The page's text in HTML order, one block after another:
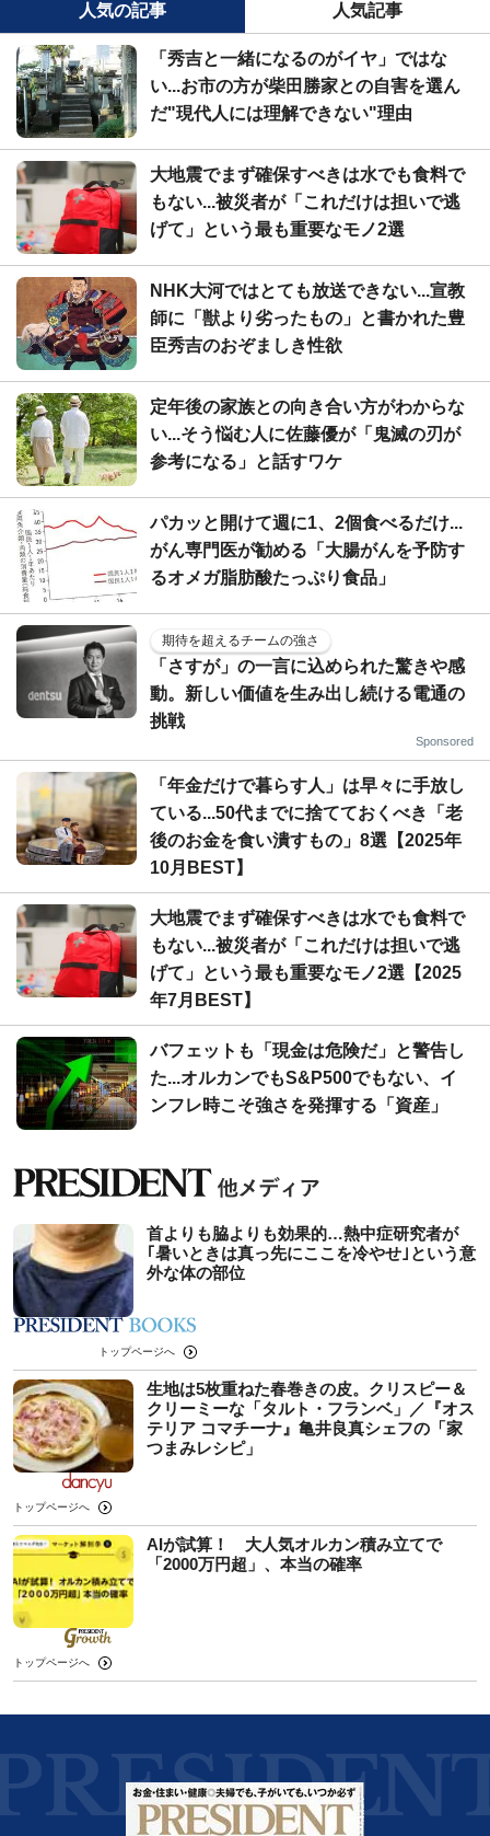
人気の記事 人気記事
「秀吉と一緒になるのがイヤ」ではな
い...お市の方が柴田勝家との自害を選ん
だ"現代人には理解できない"理由
大地震でまず確保すべきは水でも食料で
もない...被災者が「これだけは担いで逃
げて」という最も重要なモノ2選
NHK大河ではとても放送できない...宣教
師に「獣より劣ったもの」と書かれた豊
臣秀吉のおぞましき性欲
定年後の家族との向き合い方がわからな
い...そう悩む人に佐藤優が「鬼滅の刃が
参考になる」と話すワケ
パカッと開けて週に1、2個食べるだけ...
がん専門医が勧める「大腸がんを予防す
るオメガ脂肪酸たっぷり食品」
期待を超えるチームの強さ
「さすが」の一言に込められた驚きや感
動。新しい価値を生み出し続ける電通の
挑戦
Sponsored
「年金だけで暮らす人」は早々に手放し
ている...50代までに捨てておくべき「老
後のお金を食い潰すもの」8選【2025年
10月BEST】
大地震でまず確保すべきは水でも食料で
もない...被災者が「これだけは担いで逃
げて」という最も重要なモノ2選【2025
年7月BEST】
バフェットも「現金は危険だ」と警告し
た...オルカンでもS&P500でもない、イ
ンフレ時こそ強さを発揮する「資産」
首よりも脇よりも効果的…熱中症研究者が
｢暑いときは真っ先にここを冷やせ｣という意
外な体の部位
トップページへ
生地は5枚重ねた春巻きの皮。クリスピー＆
クリーミーな「タルト・フランベ」／『オス
テリア コマチーナ』亀井良真シェフの「家
つまみレシピ」
トップページへ
AIが試算！ 大人気オルカン積み立てで
「2000万円超」、本当の確率
トップページへ